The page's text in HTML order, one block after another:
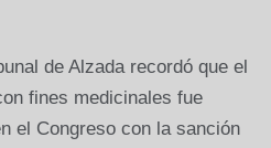
de Alzada recordó que el
fines medicinales fue
el Congreso con la sanción